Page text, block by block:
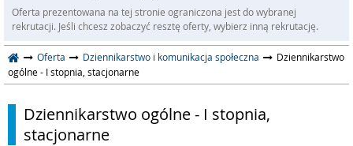
Oferta prezentowana na tej stronie ograniczona jest do wybranej
rekrutacji. Jeśli chcesz zobaczyć resztę oferty, wybierz inną rekrutację.
Oferta Dziennikarstwo i komunikacja społeczna
Dziennikarstwo
ogólne - I stopnia, stacjonarne
Dziennikarstwo ogólne - I stopnia,
stacjonarne